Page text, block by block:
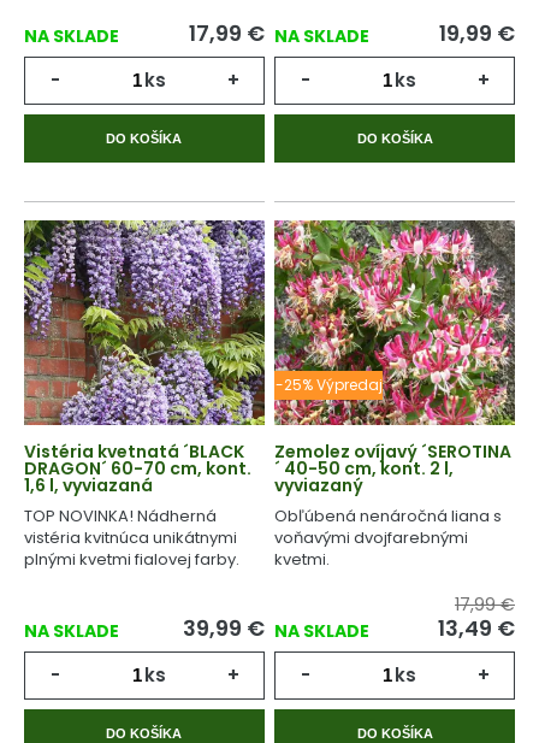
NA SKLADE 17,99 €
- ks +
DO KOŠÍKA
NA SKLADE 19,99 €
- ks +
DO KOŠÍKA
Vistéria kvetnatá ´BLACK
DRAGON´ 60-70 cm, kont.
1,6 l, vyviazaná
TOP NOVINKA! Nádherná
vistéria kvitnúca unikátnymi
plnými kvetmi fialovej farby.
NA SKLADE 39,99 €
- ks +
DO KOŠÍKA
-25% Výpredaj
Zemolez ovíjavý ´SEROTINA
´ 40-50 cm, kont. 2 l,
vyviazaný
Obľúbená nenáročná liana s
voňavými dvojfarebnými
kvetmi.
NA SKLADE
17,99 €
13,49 €
- ks +
DO KOŠÍKA